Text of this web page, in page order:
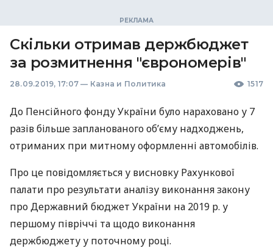
Скільки отримав держбюджет
за розмитнення "єврономерів"
28.09.2019, 17:07 — Казна и Политика 1517
До Пенсійного фонду України було нараховано у 7
разів більше запланованого об’єму надходжень,
отриманих при митному оформленні автомобілів.
Про це повідомляється у висновку Рахункової
палати про результати аналізу виконання закону
про Державний бюджет України на 2019 р. у
першому півріччі та щодо виконання
держбюджету у поточному році.